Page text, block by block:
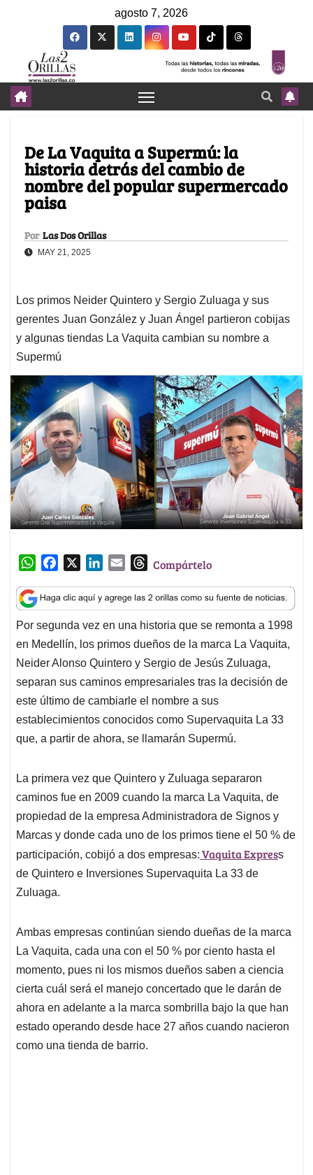
agosto 7, 2026
De La Vaquita a Supermú: la
historia detrás del cambio de
nombre del popular supermercado
paisa
Por Las Dos Orillas
MAY 21, 2025
Los primos Neider Quintero y Sergio Zuluaga y sus
gerentes Juan González y Juan Ángel partieron cobijas
y algunas tiendas La Vaquita cambian su nombre a
Supermú
W
a
t
s
A
p
p
c
e
b
o
o
k
n
k
e
d
I
n
a
i
l
T
r
e
a
d
s
Compártelo
Por segunda vez en una historia que se remonta a 1998
en Medellín, los primos dueños de la marca La Vaquita,
Neider Alonso Quintero y Sergio de Jesús Zuluaga,
separan sus caminos empresariales tras la decisión de
este último de cambiarle el nombre a sus
establecimientos conocidos como Supervaquita La 33
que, a partir de ahora, se llamarán Supermú.
La primera vez que Quintero y Zuluaga separaron
caminos fue en 2009 cuando la marca La Vaquita, de
propiedad de la empresa Administradora de Signos y
Marcas y donde cada uno de los primos tiene el 50 % de
participación, cobijó a dos empresas: Vaquita Express
de Quintero e Inversiones Supervaquita La 33 de
Zuluaga.
Ambas empresas continúan siendo dueñas de la marca
La Vaquita, cada una con el 50 % por ciento hasta el
momento, pues ni los mismos dueños saben a ciencia
cierta cuál será el manejo concertado que le darán de
ahora en adelante a la marca sombrilla bajo la que han
estado operando desde hace 27 años cuando nacieron
como una tienda de barrio.